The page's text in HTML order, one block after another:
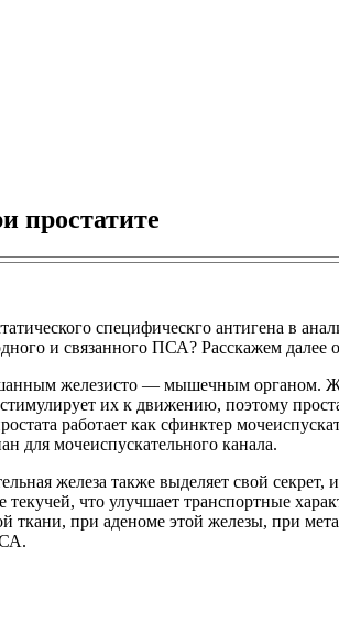
простатите
специфическго антигена в
и связанного ПСА? Расскажем далее
железисто — мышечным органом.
их к движению, поэтому
работает как сфинктер
для мочеиспускательного канала.
железа также выделяет свой
что улучшает транспортные
при аденоме этой железы, при